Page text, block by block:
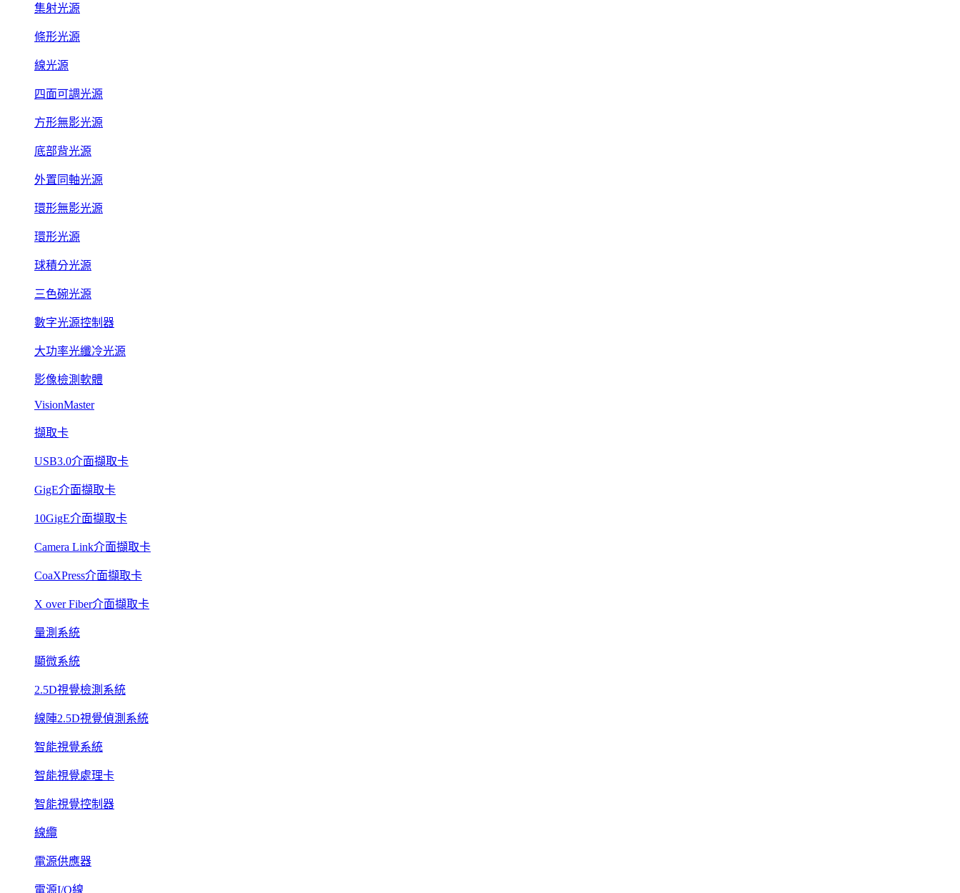
集射光源
條形光源
線光源
四面可調光源
方形無影光源
底部背光源
外置同軸光源
環形無影光源
環形光源
球積分光源
三色碗光源
數字光源控制器
大功率光纖冷光源
影像檢測軟體
VisionMaster
擷取卡
USB3.0介面擷取卡
GigE介面擷取卡
10GigE介面擷取卡
Camera Link介面擷取卡
CoaXPress介面擷取卡
X over Fiber介面擷取卡
量測系統
顯微系統
2.5D視覺檢測系統
線陣2.5D視覺偵測系統
智能視覺系統
智能視覺處理卡
智能視覺控制器
線纜
電源供應器
電源I/O線